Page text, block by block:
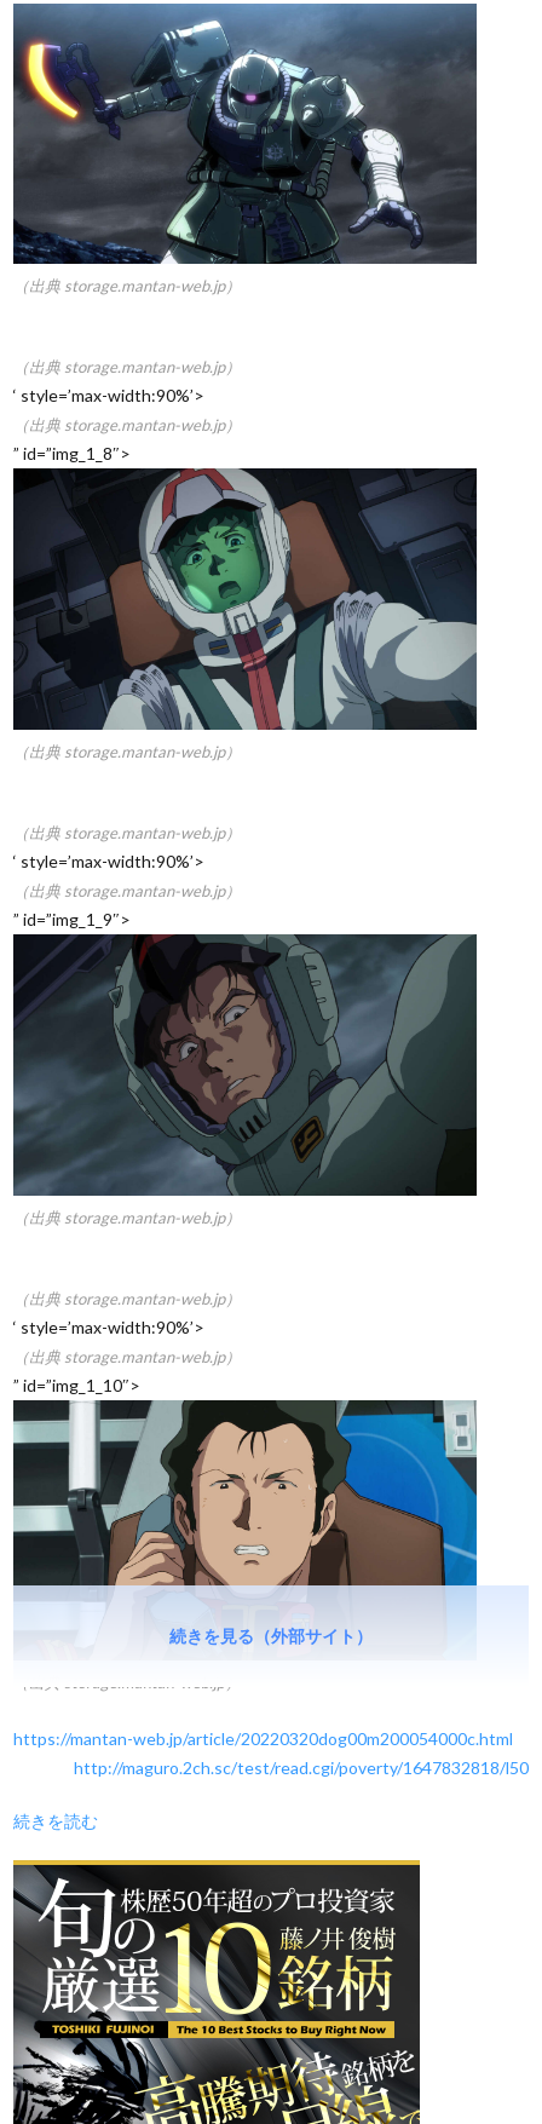
（出典 storage.mantan-web.jp）
（出典 storage.mantan-web.jp）
‘ style=’max-width:90%’>
（出典 storage.mantan-web.jp）
” id=”img_1_8″>
（出典 storage.mantan-web.jp）
（出典 storage.mantan-web.jp）
‘ style=’max-width:90%’>
（出典 storage.mantan-web.jp）
” id=”img_1_9″>
（出典 storage.mantan-web.jp）
（出典 storage.mantan-web.jp）
‘ style=’max-width:90%’>
（出典 storage.mantan-web.jp）
” id=”img_1_10″>
（出典 storage.mantan-web.jp）
https://mantan-web.jp/article/20220320dog00m200054000c.html
http://maguro.2ch.sc/test/read.cgi/poverty/1647832818/l50
続きを読む
続きを見る（外部サイト）